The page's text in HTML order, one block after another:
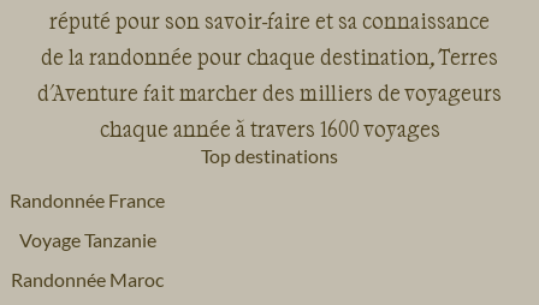
réputé pour son savoir-faire et sa connaissance
de la randonnée pour chaque destination, Terres
d'Aventure fait marcher des milliers de voyageurs
chaque année à travers 1600 voyages
Top destinations
Randonnée France
Voyage Tanzanie
Randonnée Maroc